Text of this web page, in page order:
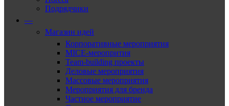
Подрядчики
—
Магазин идей
Корпоративные мероприятия
MICE-меропрития
Team-building проекты
Деловые мероприятия
Массовые мероприятия
Мероприятия для бренда
Частное мероприятие